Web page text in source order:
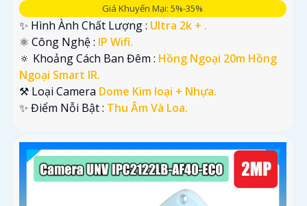
Giá Khuyến Mại: 5%-35%
✨ Hình Ành Chất Lượng : Ultra 2k + .
⚛️ Công Nghệ : IP Wifi.
🔅 Khoảng Cách Ban Đêm : Hồng Ngoại 20m Hồng
Ngoại Smart IR.
⚒ Loại Camera Dome Kim loại + Nhựa.
️✨ Điểm Nỗi Bật : Thu Âm Và Loa.